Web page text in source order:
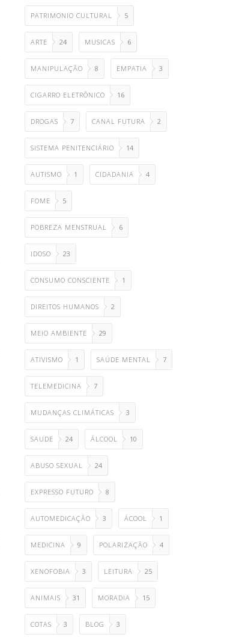
PATRIMONIO CULTURAL 5
ARTE 24 MUSICAS 6
MANIPULAÇÃO 8 EMPATIA 3
CIGARRO ELETRÔNICO 16
DROGAS 7 CANAL FUTURA 2
SISTEMA PENITENCIÁRIO 14
AUTISMO 1 CIDADANIA 4
FOME 5
POBREZA MENSTRUAL 6
IDOSO 23
CONSUMO CONSCIENTE 1
DIREITOS HUMANOS 2
MEIO AMBIENTE 29
ATIVISMO 1 SAÚDE MENTAL 7
TELEMEDICINA 7
MUDANÇAS CLIMÁTICAS 3
SAUDE 24 ÁLCOOL 10
ABUSO SEXUAL 24
EXPRESSO FUTURO 8
AUTOMEDICAÇÃO 3 ÁCOOL 1
MEDICINA 9 POLARIZAÇÃO 4
XENOFOBIA 3 LEITURA 25
ANIMAIS 31 MORADIA 15
COTAS 3 BLOG 3